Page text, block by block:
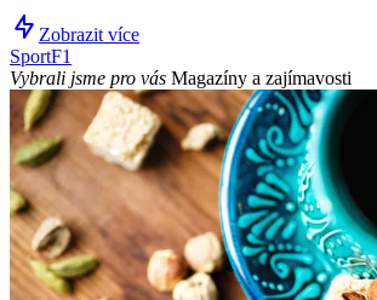
Zobrazit více
SportF1
Vybrali jsme pro vás Magazíny a zajímavosti